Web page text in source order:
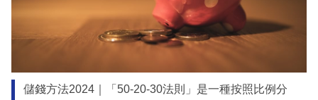
儲錢方法2024｜「50-20-30法則」是一種按照比例分